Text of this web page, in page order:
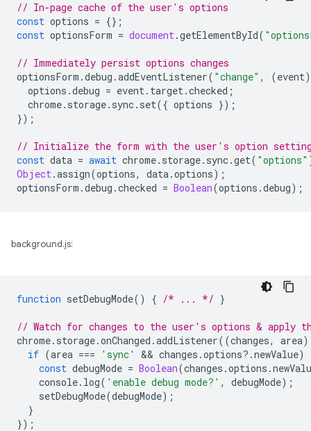
// In-page cache of the user's options
const options = {};
const optionsForm = document.getElementById(
// Immediately persist options changes
optionsForm .debug .addEventListener( "change" , (event)
options .debug = event. target.checked ;
chrome. storage. sync. set({ options });
});
// Initialize the form with the user's option
const data = await chrome. storage. sync.get( "options"
Object.assign(options, data.options);
optionsForm .debug .checked = Boolean(options .debug);
background.js:
function setDebugMode() { /* ... */ }
// Watch for changes to the user's options & apply
chrome. storage.onChanged .addListener((changes, area)
if (area === 'sync' && changes .options? .newValue)
const debugMode = Boolean(changes .options .
console. log( 'enable debug mode?' , debugMode);
setDebugMode(debugMode);
}
});